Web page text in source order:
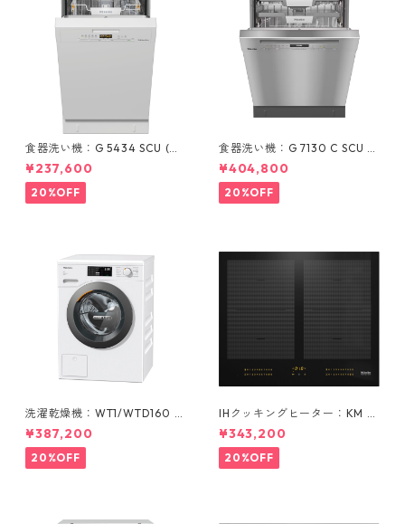
食器洗い機：G 5434 SCU (ホ
ワイト/45cm) ＊標準ドア装備
タイプ
¥237,600
20%OFF
食器洗い機：G 7130 C SCU E
D (ステンレス/60cm) ＊標準
ドア装備タイプ
¥404,800
20%OFF
洗濯乾燥機：WT1/WTD160 W
CS
¥387,200
20%OFF
IHクッキングヒーター：KM 75
64 FL (4口)
¥343,200
20%OFF